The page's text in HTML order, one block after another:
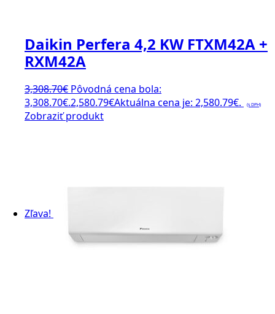
Daikin Perfera 4,2 KW FTXM42A +
RXM42A
3,308.70€ Pôvodná cena bola:
3,308.70€.2,580.79€Aktuálna cena je: 2,580.79€. (s DPH)
Zobraziť produkt
Zľava!